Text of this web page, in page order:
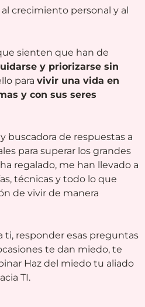
al crecimiento personal y al
sienten que han de
y priorizarse sin
para vivir una vida en
y con sus seres
buscadora de respuestas a
para superar los grandes
regalado, me han llevado a
técnicas y todo lo que
de vivir de manera
ti, responder esas preguntas
te dan miedo, te
Haz del miedo tu aliado
TI.